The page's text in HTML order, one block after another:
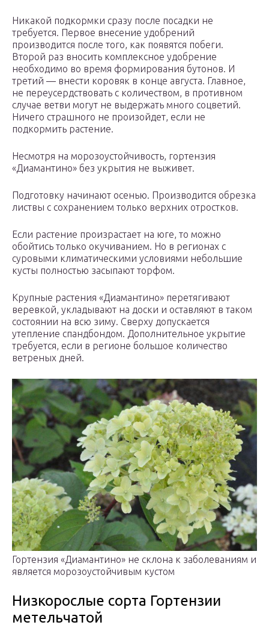
Никакой подкормки сразу после посадки не
требуется. Первое внесение удобрений
производится после того, как появятся побеги.
Второй раз вносить комплексное удобрение
необходимо во время формирования бутонов. И
третий — внести коровяк в конце августа. Главное,
не переусердствовать с количеством, в противном
случае ветви могут не выдержать много соцветий.
Ничего страшного не произойдет, если не
подкормить растение.
Несмотря на морозоустойчивость, гортензия
«Диамантино» без укрытия не выживет.
Подготовку начинают осенью. Производится обрезка
листвы с сохранением только верхних отростков.
Если растение произрастает на юге, то можно
обойтись только окучиванием. Но в регионах с
суровыми климатическими условиями небольшие
кусты полностью засыпают торфом.
Крупные растения «Диамантино» перетягивают
веревкой, укладывают на доски и оставляют в таком
состоянии на всю зиму. Сверху допускается
утепление спандбондом. Дополнительное укрытие
требуется, если в регионе большое количество
ветреных дней.
Гортензия «Диамантино» не склона к заболеваниям и
является морозоустойчивым кустом
Низкорослые сорта Гортензии
метельчатой